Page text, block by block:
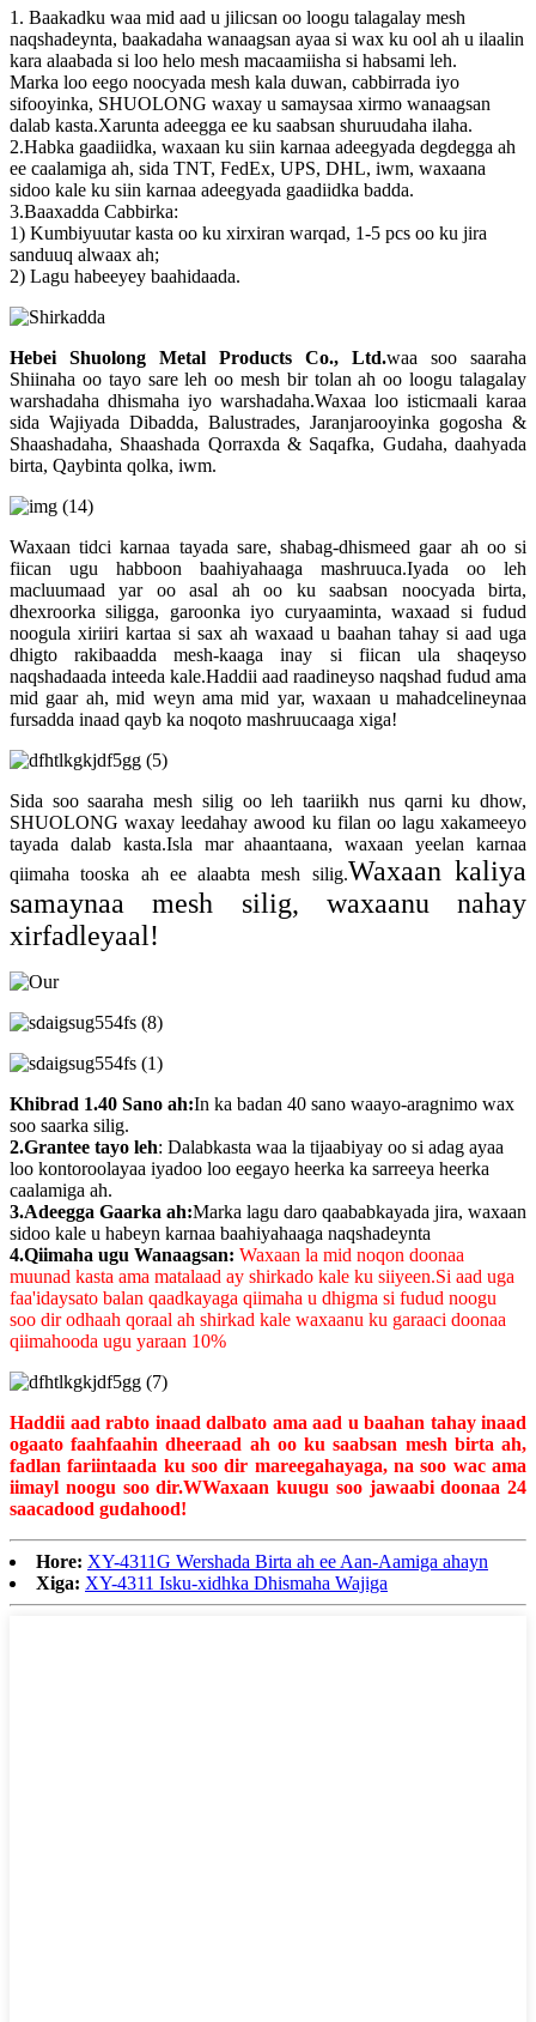
1. Baakadku waa mid aad u jilicsan oo loogu talagalay mesh
naqshadeynta, baakadaha wanaagsan ayaa si wax ku ool ah u ilaalin
kara alaabada si loo helo mesh macaamiisha si habsami leh.
Marka loo eego noocyada mesh kala duwan, cabbirrada iyo
sifooyinka, SHUOLONG waxay u samaysaa xirmo wanaagsan
dalab kasta.Xarunta adeegga ee ku saabsan shuruudaha ilaha.
2.Habka gaadiidka, waxaan ku siin karnaa adeegyada degdegga ah
ee caalamiga ah, sida TNT, FedEx, UPS, DHL, iwm, waxaana
sidoo kale ku siin karnaa adeegyada gaadiidka badda.
3.Baaxadda Cabbirka:
1) Kumbiyuutar kasta oo ku xirxiran warqad, 1-5 pcs oo ku jira
sanduuq alwaax ah;
2) Lagu habeeyey baahidaada.
Hebei Shuolong Metal Products Co., Ltd.waa soo saaraha
Shiinaha oo tayo sare leh oo mesh bir tolan ah oo loogu talagalay
warshadaha dhismaha iyo warshadaha.Waxaa loo isticmaali karaa
sida Wajiyada Dibadda, Balustrades, Jaranjarooyinka gogosha &
Shaashadaha, Shaashada Qorraxda & Saqafka, Gudaha, daahyada
birta, Qaybinta qolka, iwm.
Waxaan tidci karnaa tayada sare, shabag-dhismeed gaar ah oo si
fiican ugu habboon baahiyahaaga mashruuca.Iyada oo leh
macluumaad yar oo asal ah oo ku saabsan noocyada birta,
dhexroorka siligga, garoonka iyo curyaaminta, waxaad si fudud
noogula xiriiri kartaa si sax ah waxaad u baahan tahay si aad uga
dhigto rakibaadda mesh-kaaga inay si fiican ula shaqeyso
naqshadaada inteeda kale.Haddii aad raadineyso naqshad fudud ama
mid gaar ah, mid weyn ama mid yar, waxaan u mahadcelineynaa
fursadda inaad qayb ka noqoto mashruucaaga xiga!
Sida soo saaraha mesh silig oo leh taariikh nus qarni ku dhow,
SHUOLONG waxay leedahay awood ku filan oo lagu xakameeyo
tayada dalab kasta.Isla mar ahaantaana, waxaan yeelan karnaa
qiimaha tooska ah ee alaabta mesh silig.Waxaan kaliya
samaynaa mesh silig, waxaanu nahay
xirfadleyaal!
Khibrad 1.40 Sano ah:In ka badan 40 sano waayo-aragnimo wax
soo saarka silig.
2.Grantee tayo leh: Dalabkasta waa la tijaabiyay oo si adag ayaa
loo kontoroolayaa iyadoo loo eegayo heerka ka sarreeya heerka
caalamiga ah.
3.Adeegga Gaarka ah:Marka lagu daro qaababkayada jira, waxaan
sidoo kale u habeyn karnaa baahiyahaaga naqshadeynta
4.Qiimaha ugu Wanaagsan: Waxaan la mid noqon doonaa
muunad kasta ama matalaad ay shirkado kale ku siiyeen.Si aad uga
faa'idaysato balan qaadkayaga qiimaha u dhigma si fudud noogu
soo dir odhaah qoraal ah shirkad kale waxaanu ku garaaci doonaa
qiimahooda ugu yaraan 10%
Haddii aad rabto inaad dalbato ama aad u baahan tahay inaad
ogaato faahfaahin dheeraad ah oo ku saabsan mesh birta ah,
fadlan fariintaada ku soo dir mareegahayaga, na soo wac ama
iimayl noogu soo dir.WWaxaan kuugu soo jawaabi doonaa 24
saacadood gudahood!
Hore: XY-4311G Wershada Birta ah ee Aan-Aamiga ahayn
Xiga: XY-4311 Isku-xidhka Dhismaha Wajiga